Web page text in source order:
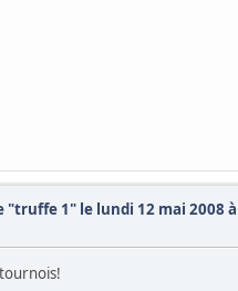
"truffe 1" le lundi 12 mai 2008